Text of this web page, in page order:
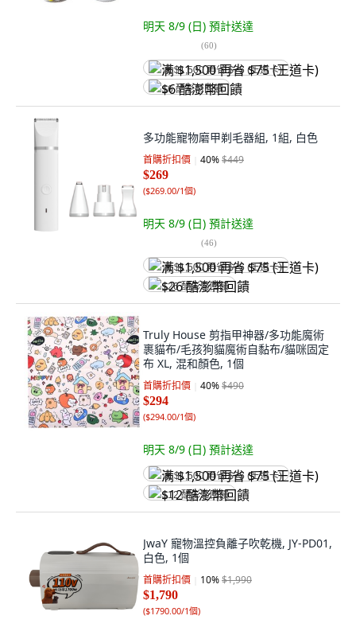
明天 8/9 (日) 預計送達
(60)
满 $1,500 再省 $75 (王道卡)
$6 酷澎幣回饋
多功能寵物磨甲剃毛器組, 1組, 白色
首購折扣價 40%$449
$269
($269.00/1個)
明天 8/9 (日) 預計送達
(46)
满 $1,500 再省 $75 (王道卡)
$26 酷澎幣回饋
Truly House 剪指甲神器/多功能魔術
裹貓布/毛孩狗貓魔術自黏布/貓咪固定
布 XL, 混和顏色, 1個
首購折扣價 40%$490
$294
($294.00/1個)
明天 8/9 (日) 預計送達
满 $1,500 再省 $75 (王道卡)
$12 酷澎幣回饋
JwaY 寵物溫控負離子吹乾機, JY-PD01,
白色, 1個
首購折扣價 10%$1,990
$1,790
($1790.00/1個)